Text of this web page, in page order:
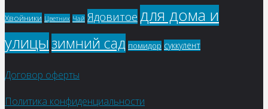
Хвойники Цветник Чай Ядовитое для дома и
улицызимний сад помидор суккулент
Договор оферты
Политика конфиденциальности